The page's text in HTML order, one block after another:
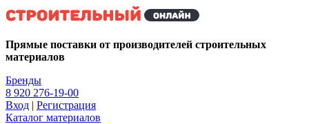
Kg
Прямые поставки от производителей строительных
материалов
Бренды
8 920 276-19-00
Вход | Регистрация
Каталог материалов